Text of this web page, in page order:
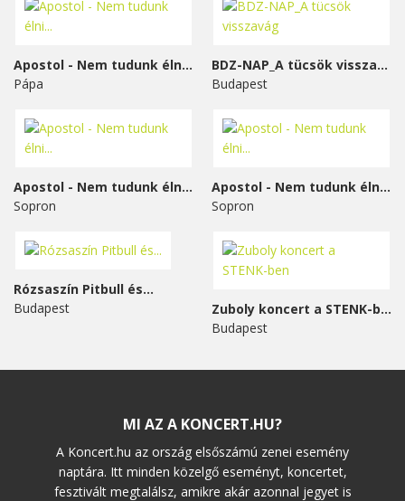
Apostol - Nem tudunk élni...
Pápa
BDZ-NAP_A tücsök visszavág
Budapest
Apostol - Nem tudunk élni...
Sopron
Apostol - Nem tudunk élni...
Sopron
Rózsaszín Pitbull és...
Budapest
Zuboly koncert a STENK-ben
Budapest
MI AZ A KONCERT.HU?
A Koncert.hu az ország elsőszámú zenei esemény
naptára. Itt minden közelgő eseményt, koncertet,
fesztivált megtalálsz, amikre akár azonnal jegyet is